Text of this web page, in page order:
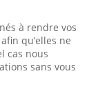
à rendre vos
qu’elles ne
cas nous
sans vous